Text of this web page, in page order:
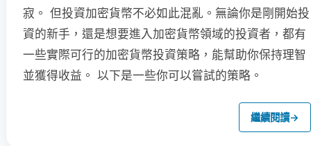
寂。 但投資加密貨幣不必如此混亂。無論你是剛開始投
資的新手，還是想要進入加密貨幣領域的投資者，都有
一些實際可行的加密貨幣投資策略，能幫助你保持理智
並獲得收益。 以下是一些你可以嘗試的策略。
繼續閱讀→